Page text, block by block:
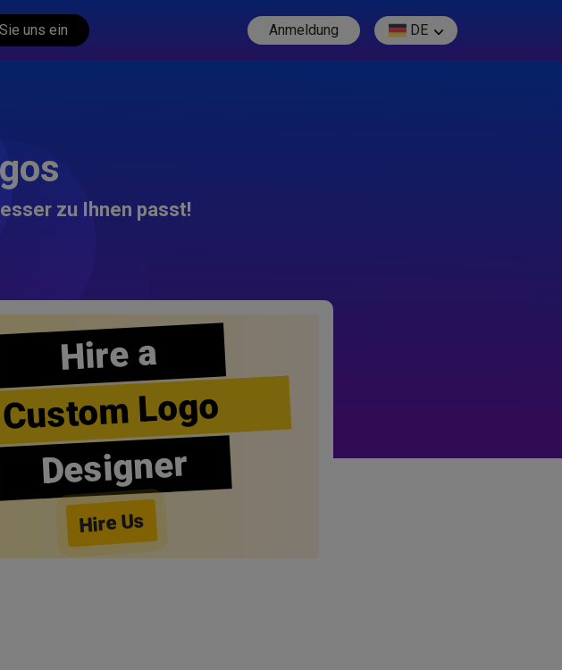
uns ein Anmeldung DE
zu Ihnen passt!
Hire a
Custom Logo
Designer
Hire Us